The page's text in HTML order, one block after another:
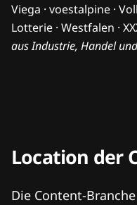
Viega · voestalpine ·
Lotterie · Westfalen ·
aus Industrie, Handel
Location der
Die Content-